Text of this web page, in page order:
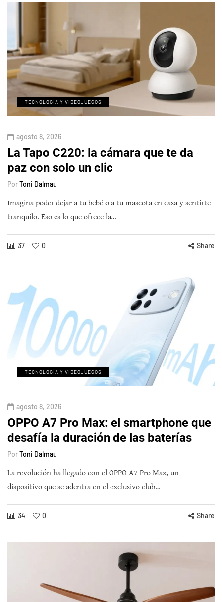
TECNOLOGÍA Y VIDEOJUEGOS
agosto 8, 2026
La Tapo C220: la cámara que te da
paz con solo un clic
PorToni Dalmau
Imagina poder dejar a tu bebé o a tu mascota en casa y sentirte
tranquilo. Eso es lo que ofrece la…
37 0 Share
TECNOLOGÍA Y VIDEOJUEGOS
agosto 8, 2026
OPPO A7 Pro Max: el smartphone que
desafía la duración de las baterías
PorToni Dalmau
La revolución ha llegado con el OPPO A7 Pro Max, un
dispositivo que se adentra en el exclusivo club…
34 0 Share